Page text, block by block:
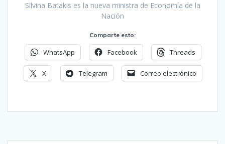
Silvina Batakis es la nueva ministra de Economía de la
Nación
Comparte esto:
WhatsApp Facebook Threads
X Telegram Correo electrónico